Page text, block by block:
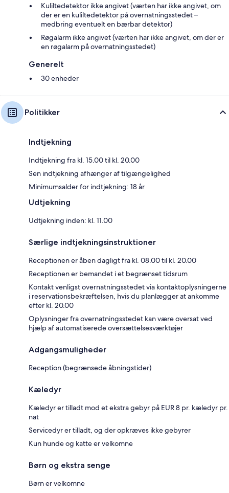
Kuliltedetektor ikke angivet (værten har ikke angivet, om
der er en kuliltedetektor på overnatningsstedet –
medbring eventuelt en bærbar detektor)
Røgalarm ikke angivet (værten har ikke angivet, om der er
en røgalarm på overnatningsstedet)
Generelt
30 enheder
Politikker
Indtjekning
Indtjekning fra kl. 15.00 til kl. 20.00
Sen indtjekning afhænger af tilgængelighed
Minimumsalder for indtjekning: 18 år
Udtjekning
Udtjekning inden: kl. 11.00
Særlige indtjekningsinstruktioner
Receptionen er åben dagligt fra kl. 08.00 til kl. 20.00
Receptionen er bemandet i et begrænset tidsrum
Kontakt venligst overnatningsstedet via kontaktoplysningerne
i reservationsbekræftelsen, hvis du planlægger at ankomme
efter kl. 20.00
Oplysninger fra overnatningsstedet kan være oversat ved
hjælp af automatiserede oversættelsesværktøjer
Adgangsmuligheder
Reception (begrænsede åbningstider)
Kæledyr
Kæledyr er tilladt mod et ekstra gebyr på EUR 8 pr. kæledyr pr.
nat
Servicedyr er tilladt, og der opkræves ikke gebyrer
Kun hunde og katte er velkomne
Børn og ekstra senge
Børn er velkomne